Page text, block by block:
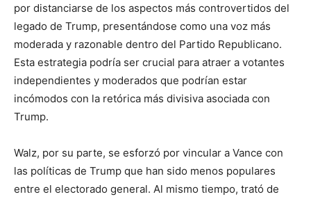
por distanciarse de los aspectos más controvertidos del
legado de Trump, presentándose como una voz más
moderada y razonable dentro del Partido Republicano.
Esta estrategia podría ser crucial para atraer a votantes
independientes y moderados que podrían estar
incómodos con la retórica más divisiva asociada con
Trump.
Walz, por su parte, se esforzó por vincular a Vance con
las políticas de Trump que han sido menos populares
entre el electorado general. Al mismo tiempo, trató de